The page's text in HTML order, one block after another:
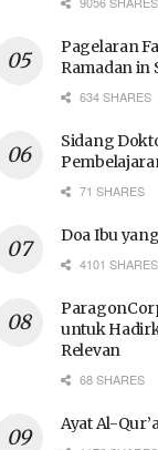
Pagelaran
Ramadan in
634 SHARES
Sidang
71 SHARES
Doa Ibu
4101 SHARES
untuk
Relevan
68 SHARES
Ayat Al-